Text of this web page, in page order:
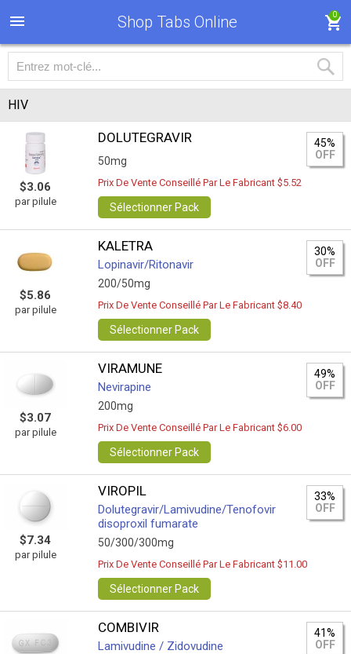
Shop Tabs Online 0
HIV
$3.06
par pilule
DOLUTEGRAVIR
50mg
45%
OFF
Prix De Vente Conseillé Par Le Fabricant $5.52
Sélectionner Pack
$5.86
par pilule
KALETRA
Lopinavir/Ritonavir
200/50mg
30%
OFF
Prix De Vente Conseillé Par Le Fabricant $8.40
Sélectionner Pack
$3.07
par pilule
VIRAMUNE
Nevirapine
200mg
49%
OFF
Prix De Vente Conseillé Par Le Fabricant $6.00
Sélectionner Pack
$7.34
par pilule
VIROPIL
Dolutegravir/Lamivudine/Tenofovir
disoproxil fumarate
50/300/300mg
33%
OFF
Prix De Vente Conseillé Par Le Fabricant $11.00
Sélectionner Pack
COMBIVIR
Lamivudine / Zidovudine
41%
OFF